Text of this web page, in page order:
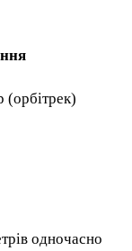
(орбітрек)
одночасно